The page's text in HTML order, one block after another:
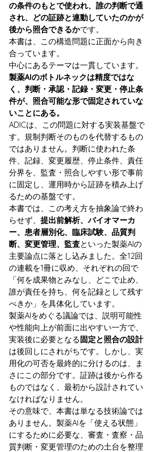
の条件のもとで使われ、誰の判断で通
され、どの証跡と連動していたのかが
後から照合できるかです。
本書は、この構造問題に正面から向き
合っています。
中心にあるテーマは一貫しています。
製薬AIのボトルネックは精度ではな
く、判断・承認・記録・変更・停止条
件が、照合可能な形で固定されていな
いことにある。
ADICは、この問題に対する実装基盤で
す。規制判断そのものを代替するもの
ではありません。判断に使われた条
件、記録、変更履歴、停止条件、責任
分界を、監査・照合しやすい形で事前
に固定し、運用時から証跡を積み上げ
るための基盤です。
本書では、この考え方を抽象論で終わ
らせず、 提出前解析、バイオマーカ
ー、患者層別化、臨床試験、品質判
断、変更管理、監査といった製薬AIの
主要論点に落とし込みました。全12回
の連載を1冊に収め、それぞれの回で
「何を成果物とみなし、どこで止め、
誰が責任を持ち、何を記録として残す
べきか」を具体化しています。
製薬AIをめぐる議論では、説明可能性
や性能向上が前面に出やすい一方で、
実装後に必要となる 固定と照合の設計
は後回しにされがちです。しかし、実
用化の可否を最終的に分けるのは、ま
さにこの部分です。証跡は後から作る
ものではなく、最初から設計されてい
なければなりません。
その意味で、本書は単なる技術論では
ありません。製薬AIを「使える状態」
にするために必要な、審査・査察・品
質判断・変更管理のための土台を整理